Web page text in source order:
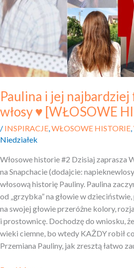
Paulina i jej
włosy ♥ [WŁOSOWE
/ INSPIRACJE WŁOSOWE HISTORIE
Niedziałek
Włosowe historie #2 Dzisiaj zaprasza
na Snapchacie (dodajcie:
włosową historię Pauliny. Paulina
od „grzybka” na głowie w
na swojej głowie przeróżne kolory,
i prostownicę. Dochodzę do wniosku,
wieki ciemne, bo wtedy KAŻDY robił
Przemiana Pauliny, jak zresztą łatwo
[WŁOSOWE
HISTORIE]